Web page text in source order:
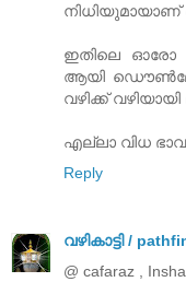
ഇതിലെ ഓരോ
ആയി
വഴിക്ക്‌
എല്ലാ വിധ
Reply
വഴികാട്ടി /
@ cafaraz ,